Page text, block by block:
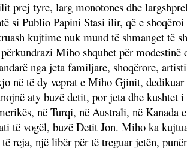
prej tyre, larg monotones dhe
si Publio Papini Stasi ilir, që e
kujtime nuk mund të shmanget të
Miho shquhet për
nga jeta familjare, shoqërore,
në të dy veprat e Miho Gjinit, dedikuar
aty buzë detit, por jeta dhe kushtet i
në Turqi, në Australi, në Kanada
të vogël, buzë Detit Jon. Miho ka
reja, një libër për të treguar jetën,